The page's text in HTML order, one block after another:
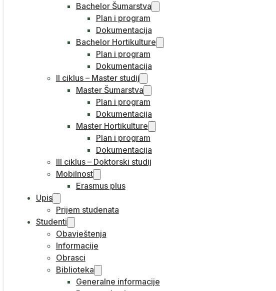
Bachelor Šumarstva
Plan i program
Dokumentacija
Bachelor Hortikulture
Plan i program
Dokumentacija
II ciklus – Master studij
Master Šumarstva
Plan i program
Dokumentacija
Master Hortikulture
Plan i program
Dokumentacija
III ciklus – Doktorski studij
Mobilnost
Erasmus plus
Upis
Prijem studenata
Studenti
Obavještenja
Informacije
Obrasci
Biblioteka
Generalne informacije